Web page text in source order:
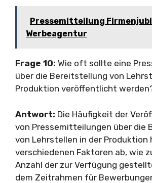
Pressemitteilung
Werbeagentur
Frage 10: Wie oft sollte eine
über die Bereitstellung von
Produktion veröffentlicht
Antwort: Die Häufigkeit der
von Pressemitteilungen über die
von Lehrstellen in der Produktion
verschiedenen Faktoren ab, wie
Anzahl der zur Verfügung
dem Zeitrahmen für